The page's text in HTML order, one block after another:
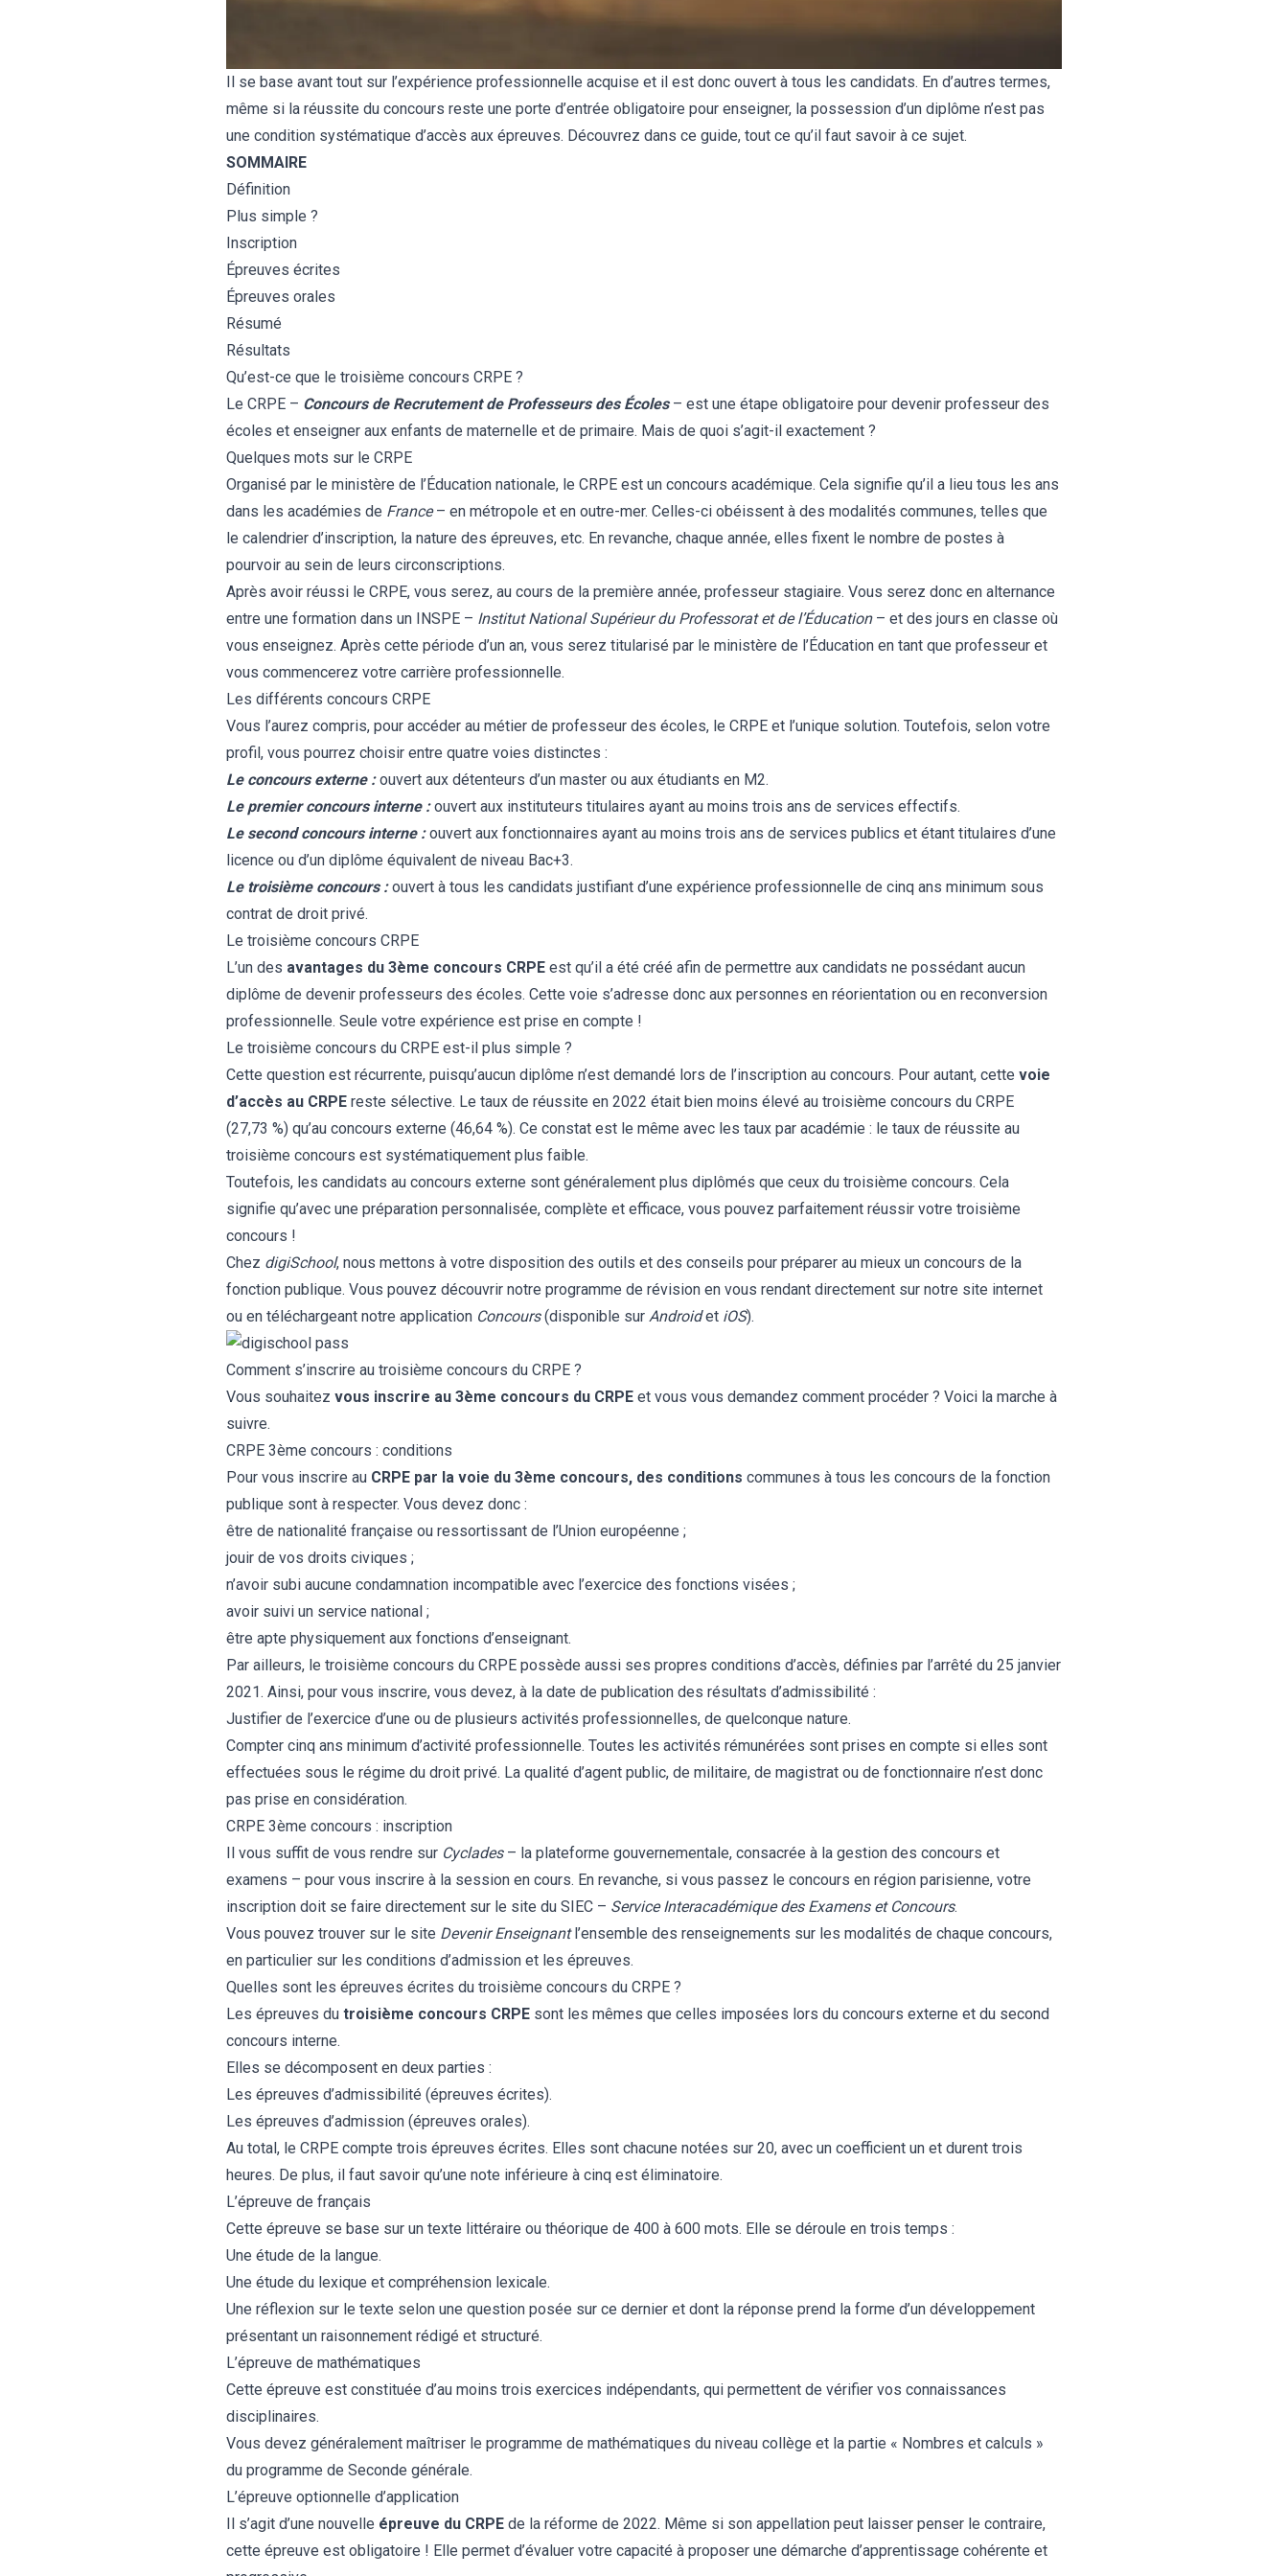
Il se base avant tout sur l’expérience professionnelle acquise et il est donc ouvert à tous les candidats. En d’autres termes,
même si la réussite du concours reste une porte d’entrée obligatoire pour enseigner, la possession d’un diplôme n’est pas
une condition systématique d’accès aux épreuves. Découvrez dans ce guide, tout ce qu’il faut savoir à ce sujet.
SOMMAIRE
Définition
Plus simple ?
Inscription
Épreuves écrites
Épreuves orales
Résumé
Résultats
Qu’est-ce que le troisième concours CRPE ?
Le CRPE – Concours de Recrutement de Professeurs des Écoles– est une étape obligatoire pour devenir professeur des
écoles et enseigner aux enfants de maternelle et de primaire. Mais de quoi s’agit-il exactement ?
Quelques mots sur le CRPE
Organisé par le ministère de l’Éducation nationale, le CRPE est un concours académique. Cela signifie qu’il a lieu tous les ans
dans les académies de France– en métropole et en outre-mer. Celles-ci obéissent à des modalités communes, telles que
le calendrier d’inscription, la nature des épreuves, etc. En revanche, chaque année, elles fixent le nombre de postes à
pourvoir au sein de leurs circonscriptions.
Après avoir réussi le CRPE, vous serez, au cours de la première année, professeur stagiaire. Vous serez donc en alternance
entre une formation dans un INSPE – Institut National Supérieur du Professorat et de l’Éducation– et des jours en classe où
vous enseignez. Après cette période d’un an, vous serez titularisé par le ministère de l’Éducation en tant que professeur et
vous commencerez votre carrière professionnelle.
Les différents concours CRPE
Vous l’aurez compris, pour accéder au métier de professeur des écoles, le CRPE et l’unique solution. Toutefois, selon votre
profil, vous pourrez choisir entre quatre voies distinctes :
Le concours externe :ouvert aux détenteurs d’un master ou aux étudiants en M2.
Le premier concours interne :ouvert aux instituteurs titulaires ayant au moins trois ans de services effectifs.
Le second concours interne :ouvert aux fonctionnaires ayant au moins trois ans de services publics et étant titulaires d’une
licence ou d’un diplôme équivalent de niveau Bac+3.
Le troisième concours :ouvert à tous les candidats justifiant d’une expérience professionnelle de cinq ans minimum sous
contrat de droit privé.
Le troisième concours CRPE
L’un des avantages du 3ème concours CRPE est qu’il a été créé afin de permettre aux candidats ne possédant aucun
diplôme de devenir professeurs des écoles. Cette voie s’adresse donc aux personnes en réorientation ou en reconversion
professionnelle. Seule votre expérience est prise en compte !
Le troisième concours du CRPE est-il plus simple ?
Cette question est récurrente, puisqu’aucun diplôme n’est demandé lors de l’inscription au concours. Pour autant, cette voie
d’accès au CRPE reste sélective. Le taux de réussite en 2022 était bien moins élevé au troisième concours du CRPE
(27,73 %) qu’au concours externe (46,64 %). Ce constat est le même avec les taux par académie : le taux de réussite au
troisième concours est systématiquement plus faible.
Toutefois, les candidats au concours externe sont généralement plus diplômés que ceux du troisième concours. Cela
signifie qu’avec une préparation personnalisée, complète et efficace, vous pouvez parfaitement réussir votre troisième
concours !
Chez digiSchool, nous mettons à votre disposition des outils et des conseils pour préparer au mieux un concours de la
fonction publique. Vous pouvez découvrir notre programme de révision en vous rendant directement sur notre site internet
ou en téléchargeant notre application Concours(disponible sur Android et iOS).
Comment s’inscrire au troisième concours du CRPE ?
Vous souhaitez vous inscrire au 3ème concours du CRPE et vous vous demandez comment procéder ? Voici la marche à
suivre.
CRPE 3ème concours : conditions
Pour vous inscrire au CRPE par la voie du 3ème concours, des conditions communes à tous les concours de la fonction
publique sont à respecter. Vous devez donc :
être de nationalité française ou ressortissant de l’Union européenne ;
jouir de vos droits civiques ;
n’avoir subi aucune condamnation incompatible avec l’exercice des fonctions visées ;
avoir suivi un service national ;
être apte physiquement aux fonctions d’enseignant.
Par ailleurs, le troisième concours du CRPE possède aussi ses propres conditions d’accès, définies par l’arrêté du 25 janvier
2021. Ainsi, pour vous inscrire, vous devez, à la date de publication des résultats d’admissibilité :
Justifier de l’exercice d’une ou de plusieurs activités professionnelles, de quelconque nature.
Compter cinq ans minimum d’activité professionnelle. Toutes les activités rémunérées sont prises en compte si elles sont
effectuées sous le régime du droit privé. La qualité d’agent public, de militaire, de magistrat ou de fonctionnaire n’est donc
pas prise en considération.
CRPE 3ème concours : inscription
Il vous suffit de vous rendre sur Cyclades– la plateforme gouvernementale, consacrée à la gestion des concours et
examens – pour vous inscrire à la session en cours. En revanche, si vous passez le concours en région parisienne, votre
inscription doit se faire directement sur le site du SIEC – Service Interacadémique des Examens et Concours.
Vous pouvez trouver sur le site Devenir Enseignantl’ensemble des renseignements sur les modalités de chaque concours,
en particulier sur les conditions d’admission et les épreuves.
Quelles sont les épreuves écrites du troisième concours du CRPE ?
Les épreuves du troisième concours CRPE sont les mêmes que celles imposées lors du concours externe et du second
concours interne.
Elles se décomposent en deux parties :
Les épreuves d’admissibilité (épreuves écrites).
Les épreuves d’admission (épreuves orales).
Au total, le CRPE compte trois épreuves écrites. Elles sont chacune notées sur 20, avec un coefficient un et durent trois
heures. De plus, il faut savoir qu’une note inférieure à cinq est éliminatoire.
L’épreuve de français
Cette épreuve se base sur un texte littéraire ou théorique de 400 à 600 mots. Elle se déroule en trois temps :
Une étude de la langue.
Une étude du lexique et compréhension lexicale.
Une réflexion sur le texte selon une question posée sur ce dernier et dont la réponse prend la forme d’un développement
présentant un raisonnement rédigé et structuré.
L’épreuve de mathématiques
Cette épreuve est constituée d’au moins trois exercices indépendants, qui permettent de vérifier vos connaissances
disciplinaires.
Vous devez généralement maîtriser le programme de mathématiques du niveau collège et la partie « Nombres et calculs »
du programme de Seconde générale.
L’épreuve optionnelle d’application
Il s’agit d’une nouvelle épreuve du CRPE de la réforme de 2022. Même si son appellation peut laisser penser le contraire,
cette épreuve est obligatoire ! Elle permet d’évaluer votre capacité à proposer une démarche d’apprentissage cohérente et